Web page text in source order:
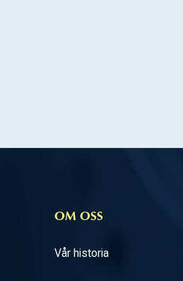
OM OSS
Vår historia